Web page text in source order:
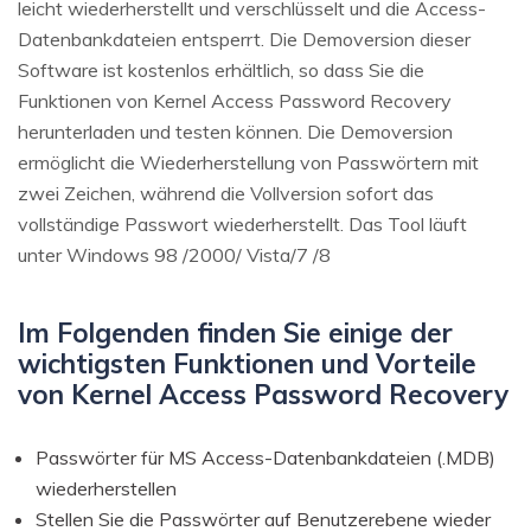
leicht wiederherstellt und verschlüsselt und die Access-
Datenbankdateien entsperrt. Die Demoversion dieser
Software ist kostenlos erhältlich, so dass Sie die
Funktionen von Kernel Access Password Recovery
herunterladen und testen können. Die Demoversion
ermöglicht die Wiederherstellung von Passwörtern mit
zwei Zeichen, während die Vollversion sofort das
vollständige Passwort wiederherstellt. Das Tool läuft
unter Windows 98 /2000/ Vista/7 /8
Im Folgenden finden Sie einige der
wichtigsten Funktionen und Vorteile
von Kernel Access Password Recovery
Passwörter für MS Access-Datenbankdateien (.MDB)
wiederherstellen
Stellen Sie die Passwörter auf Benutzerebene wieder